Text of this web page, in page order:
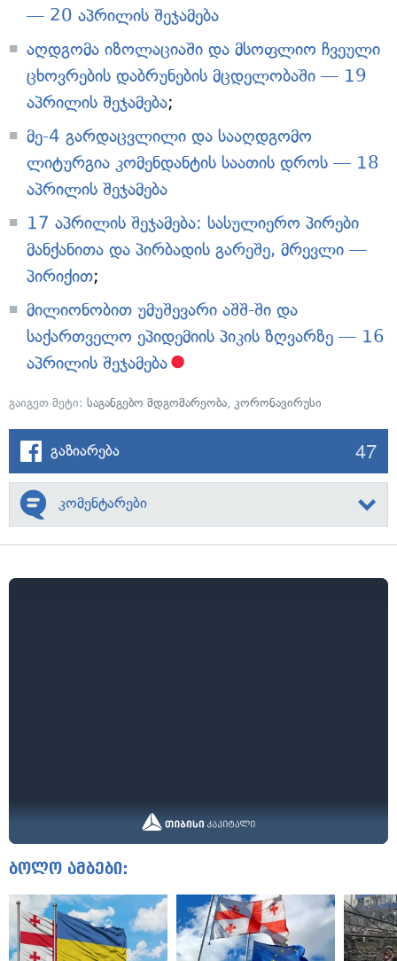
— 20 აპრილის შეჯამება
აღდგომა იზოლაციაში და მსოფლიო ჩვეული
ცხოვრების დაბრუნების მცდელობაში — 19
აპრილის შეჯამება;
მე-4 გარდაცვლილი და სააღდგომო
ლიტურგია კომენდანტის საათის დროს — 18
აპრილის შეჯამება
17 აპრილის შეჯამება: სასულიერო პირები
მანქანითა და პირბადის გარეშე, მრევლი —
პირიქით;
მილიონობით უმუშევარი აშშ-ში და
საქართველო ეპიდემიის პიკის ზღვარზე — 16
აპრილის შეჯამება
გაიგეთ მეტი: საგანგებო მდგომარეობა, კორონავირუსი
გაზიარება 47
კომენტარები
ბოლო ამბები: